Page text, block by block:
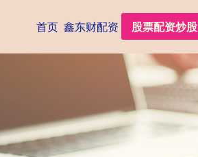
首页 鑫东财配资 股票配资炒股